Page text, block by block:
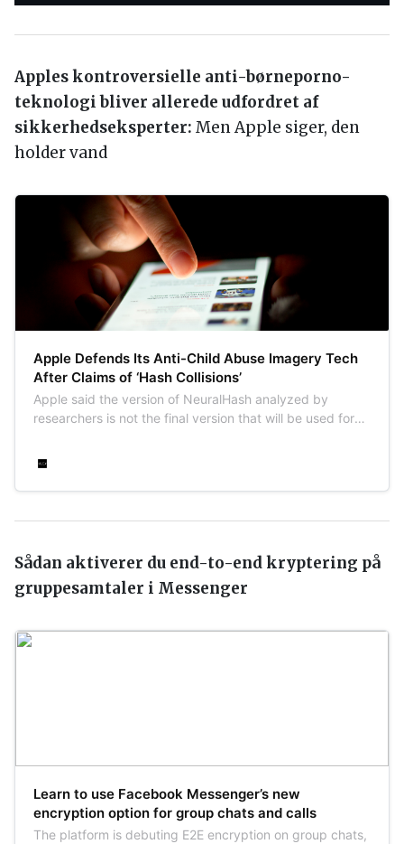
Apples kontroversielle anti-børneporno-
teknologi bliver allerede udfordret af
sikkerhedseksperter: Men Apple siger, den
holder vand
Apple Defends Its Anti-Child Abuse Imagery Tech
After Claims of ‘Hash Collisions’
Apple said the version of NeuralHash analyzed by
researchers is not the final version that will be used for
Sådan aktiverer du end-to-end kryptering på
gruppesamtaler i Messenger
Learn to use Facebook Messenger’s new
encryption option for group chats and calls
The platform is debuting E2E encryption on group chats,